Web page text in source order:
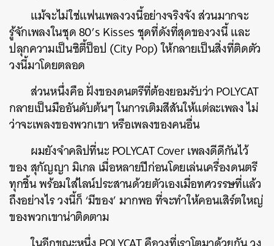
แม้จะไม่ใช่แฟนเพลงวงนี้อย่างจริงจัง ส่วนมากจะ
รู้จักเพลงในชุด 80’s Kisses ชุดที่ดังที่สุดของวงนี้ และ
ปลุกความเป็นซิตี้ป็อป (City Pop) ให้กลายเป็นสิ่งที่ติดตัว
วงนี้มาโดยตลอด
ส่วนหนึ่งคือ ฝั่งของดนตรีที่ต้องยอมรับว่า POLYCAT
กลายเป็นมืออันดับต้นๆ ในการเติมสีสันให้แต่ละเพลง ไม่
ว่าจะเพลงของพวกเขา หรือเพลงของคนอื่น
ผมยังจำคลิปที่นะ POLYCAT Cover เพลงดีดีกันไว้
ของ สุกัญญา มิเกล เมื่อหลายปีก่อนโดยเล่นเครื่องดนตรี
ทุกชิ้น พร้อมใส่ไลน์ประสานด้วยตัวเองเมื่อทศวรรษที่แล้ว
ถึงอย่างไร วงนี้ก็ ‘มีของ’ มากพอ ที่จะทำให้คอนเสิร์ตใหญ่
ของพวกเขาน่าติดตาม